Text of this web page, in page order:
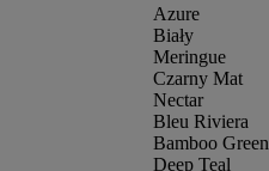
Azure
Biały
Meringue
Czarny Mat
Nectar
Bleu Riviera
Bamboo Green
Deep Teal